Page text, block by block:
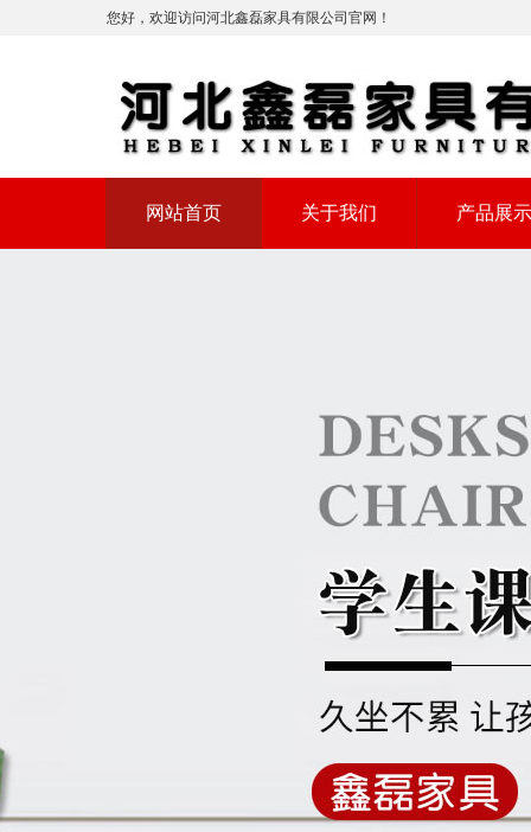
您好，欢迎访问河北鑫磊家具有限公司官网！
网站首页 关于我们 产品展示